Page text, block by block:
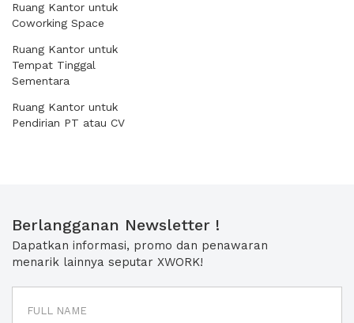
Ruang Kantor untuk
Coworking Space
Ruang Kantor untuk
Tempat Tinggal
Sementara
Ruang Kantor untuk
Pendirian PT atau CV
Berlangganan Newsletter !
Dapatkan informasi, promo dan penawaran
menarik lainnya seputar XWORK!